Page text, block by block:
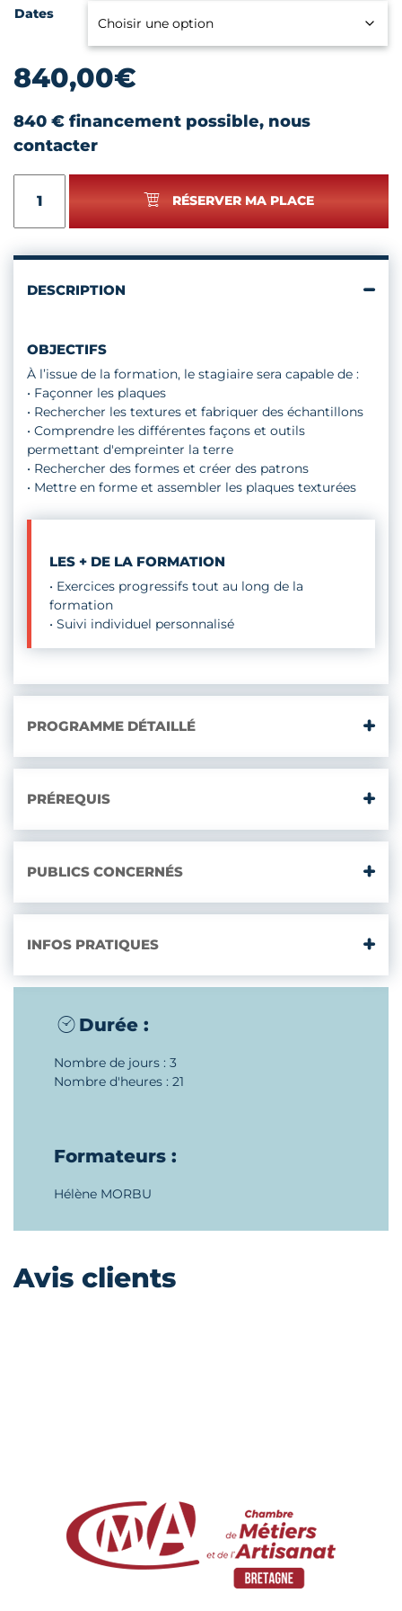
Dates
840,00€
840 € financement possible, nous
contacter
TRAVAIL
LA
RÉSERVER MA PLACE
DESCRIPTION
OBJECTIFS
À l’issue de la formation, le stagiaire sera capable de :
• Façonner les plaques
• Rechercher les textures et fabriquer des échantillons
• Comprendre les différentes façons et outils
permettant d'empreinter la terre
• Rechercher des formes et créer des patrons
• Mettre en forme et assembler les plaques texturées
LES + DE LA FORMATION
• Exercices progressifs tout au long de la
formation
• Suivi individuel personnalisé
PROGRAMME DÉTAILLÉ
PRÉREQUIS
PUBLICS CONCERNÉS
INFOS PRATIQUES
Durée :
Nombre de jours : 3
Nombre d'heures : 21
Formateurs :
Hélène MORBU
Avis clients